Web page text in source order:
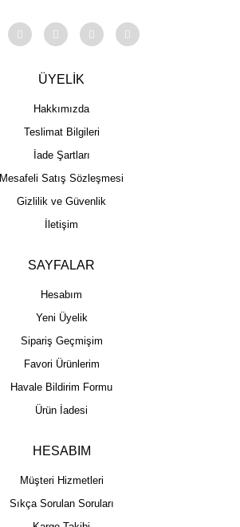
ÜYELİK
Hakkımızda
Teslimat Bilgileri
İade Şartları
Mesafeli Satış Sözleşmesi
Gizlilik ve Güvenlik
İletişim
SAYFALAR
Hesabım
Yeni Üyelik
Sipariş Geçmişim
Favori Ürünlerim
Havale Bildirim Formu
Ürün İadesi
HESABIM
Müşteri Hizmetleri
Sıkça Sorulan Soruları